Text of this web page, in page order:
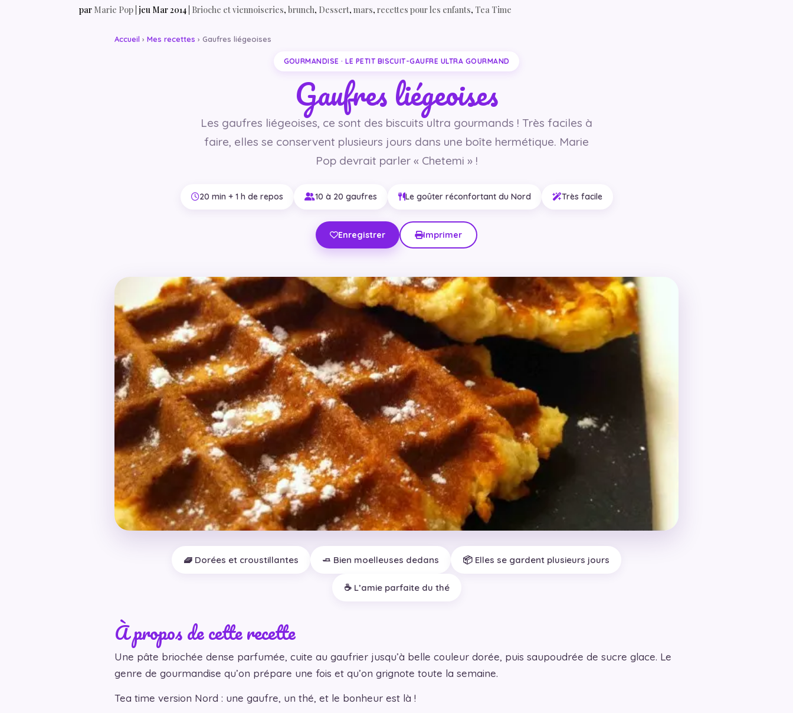
par Marie Pop |jeu Mar 2014 Brioche et viennoiseries,brunch, Dessert,mars,recettes pour les enfants, Tea Time
Accueil › Mes recettes › Gaufres liégeoises
GOURMANDISE · LE PETIT BISCUIT-GAUFRE ULTRA GOURMAND
Gaufres liégeoises
Les gaufres liégeoises, ce sont des biscuits ultra gourmands ! Très faciles à
faire, elles se conservent plusieurs jours dans une boîte hermétique. Marie
Pop devrait parler « Chetemi » !
20 min + 1 h de repos 10 à 20 gaufres Le goûter réconfortant du Nord Très facile
Enregistrer Imprimer
🧇 Dorées et croustillantes 🧈 Bien moelleuses dedans 📦 Elles se gardent plusieurs jours
☕ L’amie parfaite du thé
À propos de cette recette
Une pâte briochée dense parfumée, cuite au gaufrier jusqu’à belle couleur dorée, puis saupoudrée de sucre glace. Le
genre de gourmandise qu’on prépare une fois et qu’on grignote toute la semaine.
Tea time version Nord : une gaufre, un thé, et le bonheur est là !